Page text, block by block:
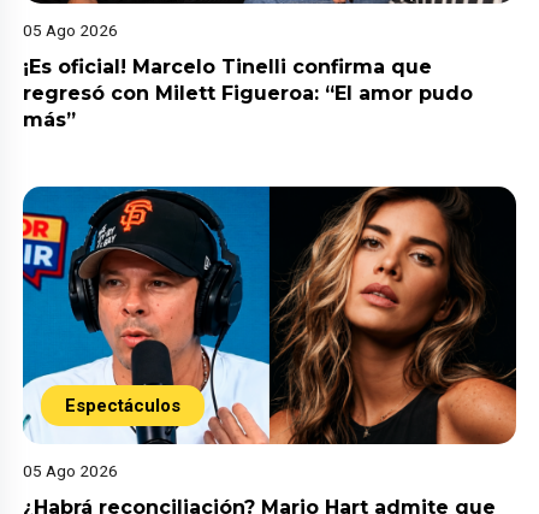
05 Ago 2026
¡Es oficial! Marcelo Tinelli confirma que
regresó con Milett Figueroa: “El amor pudo
más”
Espectáculos
05 Ago 2026
¿Habrá reconciliación? Mario Hart admite que